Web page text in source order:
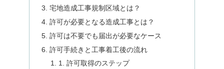
宅地造成工事規制区域とは？
許可が必要となる造成工事とは？
許可は不要でも届出が必要なケース
許可手続きと工事着工後の流れ
1. 許可取得のステップ